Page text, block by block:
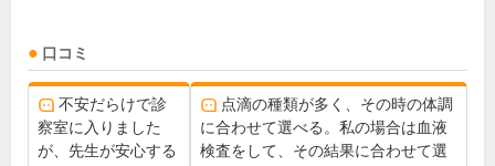
口コミ
不安だらけで診
察室に入りました
が、先生が安心する
点滴の種類が多く、その時の体調
に合わせて選べる。私の場合は血液
検査をして、その結果に合わせて選